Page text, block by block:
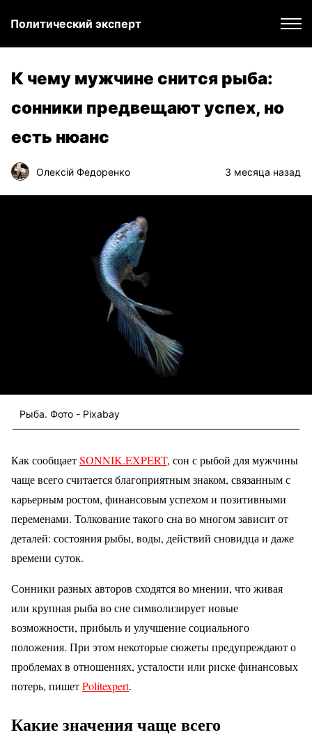
Политический эксперт
К чему мужчине снится рыба:
сонники предвещают успех, но
есть нюанс
Олексій Федоренко 3 месяца назад
Рыба. Фото - Pixabay
Как сообщаетSONNIK.EXPERT, сон с рыбой для мужчины
чаще всего считается благоприятным знаком, связанным с
карьерным ростом, финансовым успехом и позитивными
переменами. Толкование такого сна во многом зависит от
деталей: состояния рыбы, воды, действий сновидца и даже
времени суток.
Сонники разных авторов сходятся во мнении, что живая
или крупная рыба во сне символизирует новые
возможности, прибыль и улучшение социального
положения. При этом некоторые сюжеты предупреждают о
проблемах в отношениях, усталости или риске финансовых
потерь, пишетPolitexpert.
Какие значения чаще всего